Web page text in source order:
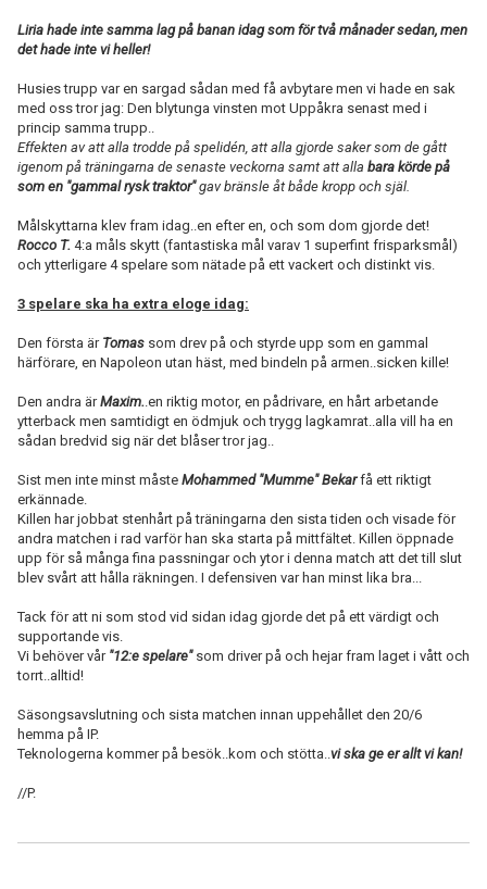
Liria hade inte samma lag på banan idag som för två månader sedan, men
det hade inte vi heller!
Husies trupp var en sargad sådan med få avbytare men vi hade en sak
med oss tror jag: Den blytunga vinsten mot Uppåkra senast med i
princip samma trupp..
Effekten av att alla trodde på spelidén, att alla gjorde saker som de gått
igenom på träningarna de senaste veckorna samt att alla bara körde på
som en "gammal rysk traktor"gav bränsle åt både kropp och själ.
Målskyttarna klev fram idag..en efter en, och som dom gjorde det!
Rocco T. 4:a måls skytt (fantastiska mål varav 1 superfint frisparksmål)
och ytterligare 4 spelare som nätade på ett vackert och distinkt vis.
3 spelare ska ha extra eloge idag:
Den första är Tomas som drev på och styrde upp som en gammal
härförare, en Napoleon utan häst, med bindeln på armen..sicken kille!
Den andra ärMaxim..en riktig motor, en pådrivare, en hårt arbetande
ytterback men samtidigt en ödmjuk och trygg lagkamrat..alla vill ha en
sådan bredvid sig när det blåser tror jag..
Sist men inte minst måste Mohammed "Mumme" Bekarfå ett riktigt
erkännade.
Killen har jobbat stenhårt på träningarna den sista tiden och visade för
andra matchen i rad varför han ska starta på mittfältet. Killen öppnade
upp för så många fina passningar och ytor i denna match att det till slut
blev svårt att hålla räkningen. I defensiven var han minst lika bra...
Tack för att ni som stod vid sidan idag gjorde det på ett värdigt och
supportande vis.
Vi behöver vår "12:e spelare"som driver på och hejar fram laget i vått och
torrt..alltid!
Säsongsavslutning och sista matchen innan uppehållet den 20/6
hemma på IP.
Teknologerna kommer på besök..kom och stötta..vi ska ge er allt vi kan!
//P.